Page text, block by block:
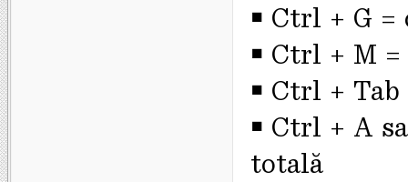
￭ Ctrl + G =
￭ Ctrl + M
￭ Ctrl +
￭ Ctrl + A
totală